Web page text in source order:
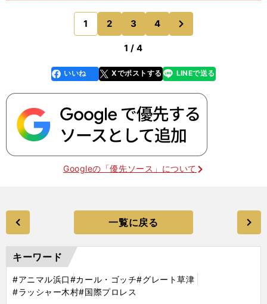
たらいいか、四六時中考えていました。ヨガを研究
するために古代インドの歴史やヒンドゥー教、さら
にはアー
1 2 3 4
のページへ
1 / 4
faceboo
k
いいね Xでポストする
line LINEで送る
Googleの「優先ソース」について
一覧に戻る
キーワード
#アニマル浜口#カール・ゴッチ#グレート草津
#ラッシャー木村#国際プロレス